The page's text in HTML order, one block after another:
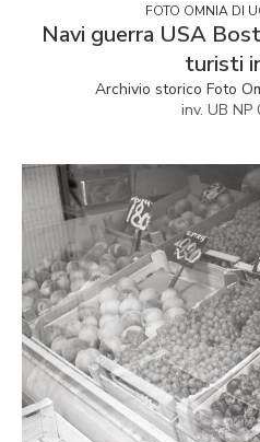
FOTO OMNIA DI
Navi guerra USA
turisti
Archivio storico Foto
inv. UB NP